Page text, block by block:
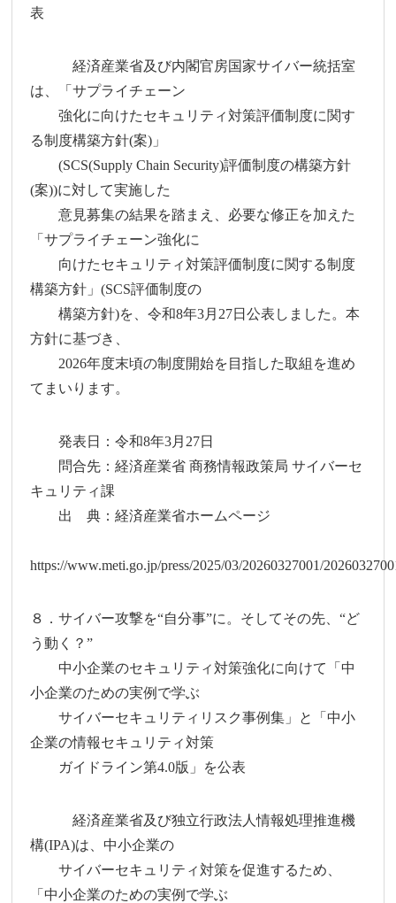
表
経済産業省及び内閣官房国家サイバー統括室
は、「サプライチェーン
強化に向けたセキュリティ対策評価制度に関す
る制度構築方針(案)」
(SCS(Supply Chain Security)評価制度の構築方針
(案))に対して実施した
意見募集の結果を踏まえ、必要な修正を加えた
「サプライチェーン強化に
向けたセキュリティ対策評価制度に関する制度
構築方針」(SCS評価制度の
構築方針)を、令和8年3月27日公表しました。本
方針に基づき、
2026年度末頃の制度開始を目指した取組を進め
てまいります。
発表日：令和8年3月27日
問合先：経済産業省 商務情報政策局 サイバーセ
キュリティ課
出 典：経済産業省ホームページ
https://www.meti.go.jp/press/2025/03/20260327001/
８．サイバー攻撃を“自分事”に。そしてその先、“ど
う動く？”
中小企業のセキュリティ対策強化に向けて「中
小企業のための実例で学ぶ
サイバーセキュリティリスク事例集」と「中小
企業の情報セキュリティ対策
ガイドライン第4.0版」を公表
経済産業省及び独立行政法人情報処理推進機
構(IPA)は、中小企業の
サイバーセキュリティ対策を促進するため、
「中小企業のための実例で学ぶ